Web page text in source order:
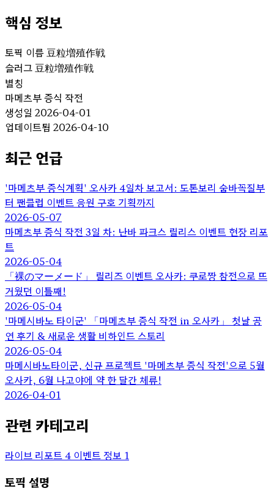
핵심 정보
토픽 이름豆粒増殖作戦
슬러그豆粒増殖作戦
별칭
마메츠부 증식 작전
생성일 2026-04-01
업데이트됨 2026-04-10
최근 언급
'마메츠부 증식계획' 오사카 4일차 보고서: 도톤보리 숨바꼭질부
터 팬클럽 이벤트 응원 구호 기획까지
2026-05-07
마메츠부 증식 작전 3일 차: 난바 파크스 릴리스 이벤트 현장 리포
트
2026-05-04
「裸のマーメード」 릴리즈 이벤트 오사카: 쿠로짱 참전으로 뜨
거웠던 이틀째!
2026-05-04
'마메시바노 타이군' 「마메츠부 증식 작전 in 오사카」 첫날 공
연 후기 & 새로운 생활 비하인드 스토리
2026-05-04
마메시바노타이군, 신규 프로젝트 '마메츠부 증식 작전'으로 5월
오사카, 6월 나고야에 약 한 달간 체류!
2026-04-01
관련 카테고리
라이브 리포트 4 이벤트 정보 1
토픽 설명